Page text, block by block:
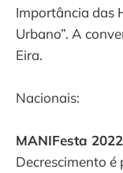
Importância das
Urbano”. A
Eira.
Nacionais:
MANIFesta
Decrescimento